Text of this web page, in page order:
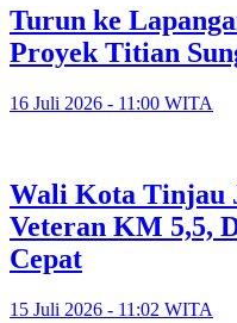
Turun ke
Proyek Titian
16 Juli 2026 - 11:00 WITA
​Wali Kota Tinjau
Veteran KM 5,5,
Cepat
15 Juli 2026 - 11:02 WITA